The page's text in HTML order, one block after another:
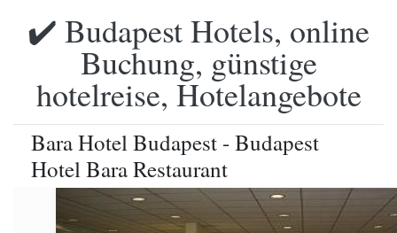
✔️ Budapest Hotels, online
Buchung, günstige
hotelreise, Hotelangebote
Bara Hotel Budapest - Budapest
Hotel Bara Restaurant